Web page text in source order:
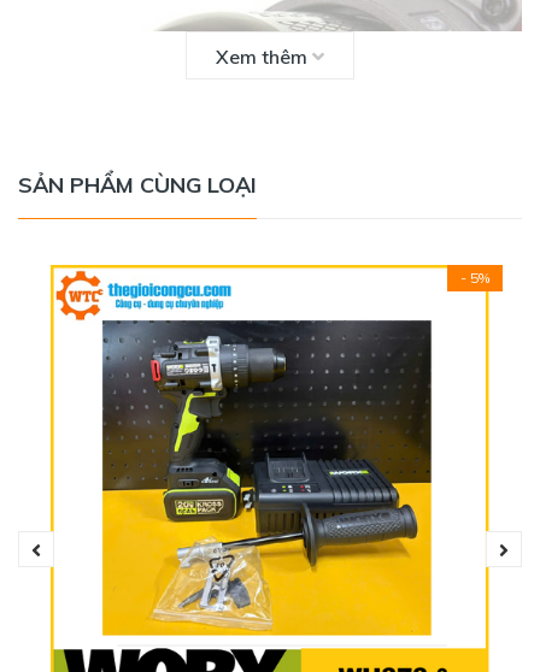
Máy khoan động lực M12 FPD-0 với công suất mạnh mẽ
tương đương máy dùng điện, đáp ứng cho công việc khoan
đục các vật liệu cứng như bê tông, gạch, kim loại, gỗ... Máy
sử dụng cơ chế quay tốc độ cao đến 1,700 vòng/phút
vòng/phút giúp đẩy nhanh quá trình khoan đục vật liệu,
giúp tiết kiệm công sức và thời gian cho người sử dụng
Xem thêm
SẢN PHẨM CÙNG LOẠI
- 5%